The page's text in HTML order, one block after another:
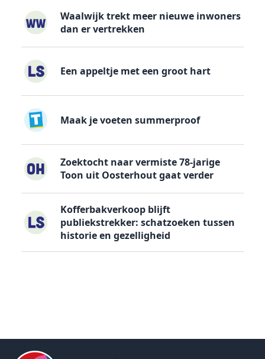
Waalwijk trekt meer nieuwe inwoners
dan er vertrekken
Een appeltje met een groot hart
Maak je voeten summerproof
Zoektocht naar vermiste 78-jarige
Toon uit Oosterhout gaat verder
Kofferbakverkoop blijft
publiekstrekker: schatzoeken tussen
historie en gezelligheid